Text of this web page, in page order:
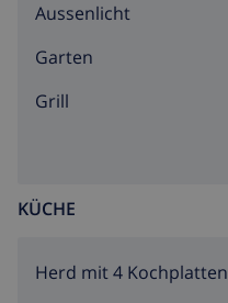
Aussenlicht
Garten
Grill
KÜCHE
Herd mit 4 Kochplatten